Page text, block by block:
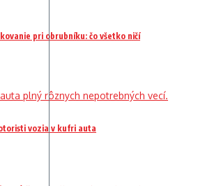
pri obrubníku: čo všetko ničí
vozia v kufri auta